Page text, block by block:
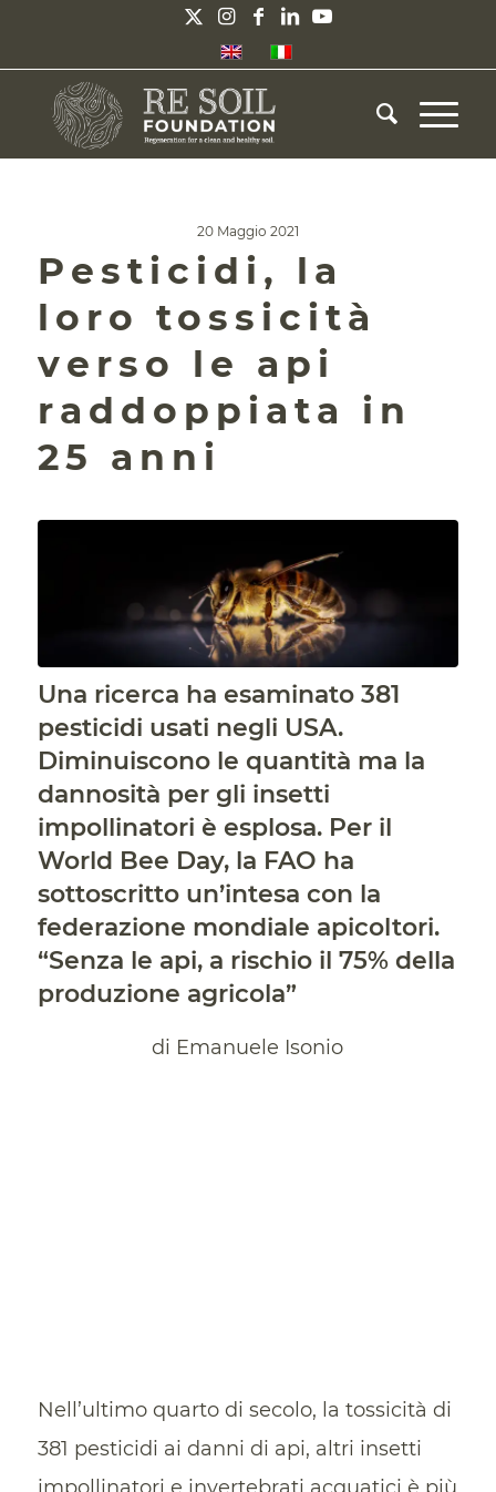
20 Maggio 2021
Pesticidi, la
loro tossicità
verso le api
raddoppiata in
25 anni
Una ricerca ha esaminato 381
pesticidi usati negli USA.
Diminuiscono le quantità ma la
dannosità per gli insetti
impollinatori è esplosa. Per il
World Bee Day, la FAO ha
sottoscritto un’intesa con la
federazione mondiale apicoltori.
“Senza le api, a rischio il 75% della
produzione agricola”
di Emanuele Isonio
Nell’ultimo quarto di secolo, la tossicità di
381 pesticidi ai danni di api, altri insetti